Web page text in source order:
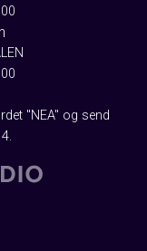
"NEA" og send